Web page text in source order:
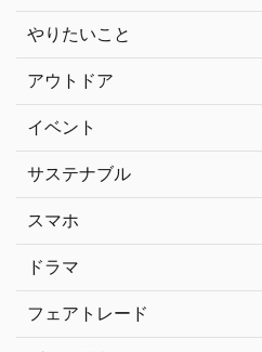
やりたいこと
アウトドア
イベント
サステナブル
スマホ
ドラマ
フェアトレード